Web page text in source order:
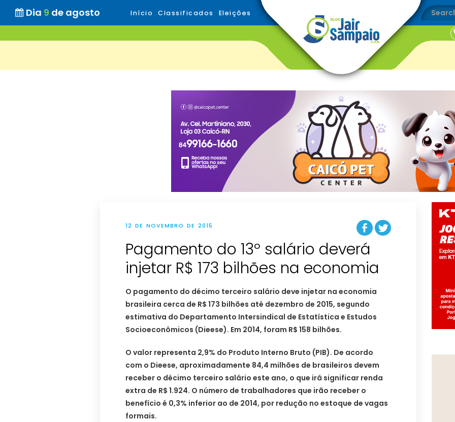
Dia 9 de agosto Início Classificados Eleições
12 DE NOVEMBRO DE 2015
Pagamento do 13º salário deverá
injetar R$ 173 bilhões na economia
O pagamento do décimo terceiro salário deve injetar na economia
brasileira cerca de R$ 173 bilhões até dezembro de 2015, segundo
estimativa do Departamento Intersindical de Estatística e Estudos
Socioeconômicos (Dieese). Em 2014, foram R$ 158 bilhões.
O valor representa 2,9% do Produto Interno Bruto (PIB). De acordo
com o Dieese, aproximadamente 84,4 milhões de brasileiros devem
receber o décimo terceiro salário este ano, o que irá significar renda
extra de R$ 1.924. O número de trabalhadores que irão receber o
benefício é 0,3% inferior ao de 2014, por redução no estoque de vagas
formais.